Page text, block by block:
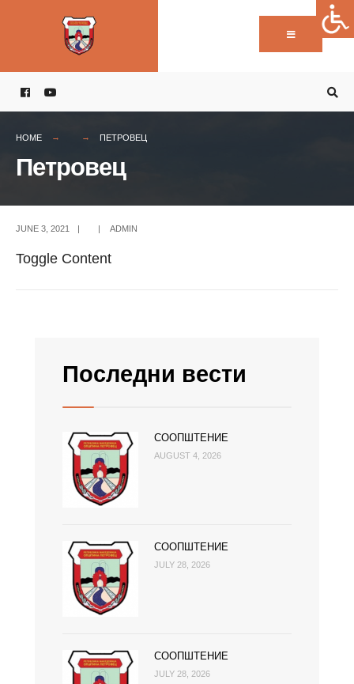
HOME ПЕТРОВЕЦ
Петровец
JUNE 3, 2021 ADMIN
Toggle Content
Последни вести
СООПШТЕНИЕ
AUGUST 4, 2026
СООПШТЕНИЕ
JULY 28, 2026
СООПШТЕНИЕ
JULY 28, 2026